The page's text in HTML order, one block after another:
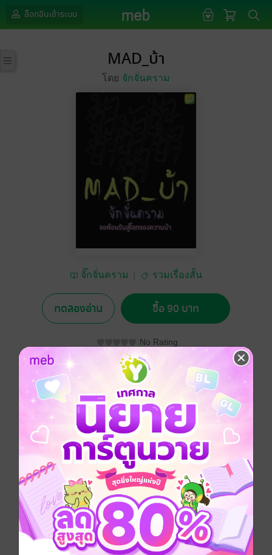
ล็อกอินเข้าระบบ
MAD_บ้า
โดย จักจั่นคราม
จั๊กจั่นคราม รวมเรื่องสั้น
ทดลองอ่าน ซื้อ 90 บาท
No Rating
อยากได้ ซื้อเป็นของขวัญ ติดตาม แชร์
ถ้าความบ้าคือความแตกต่าง
ผมก็ขอต้อนรับทุกท่านสู่โลกของความบ้า ที่ความบ้า...เป็น
เรื่องปกติ
เรื่องสั้น
ประเภทไฟล์ pdf